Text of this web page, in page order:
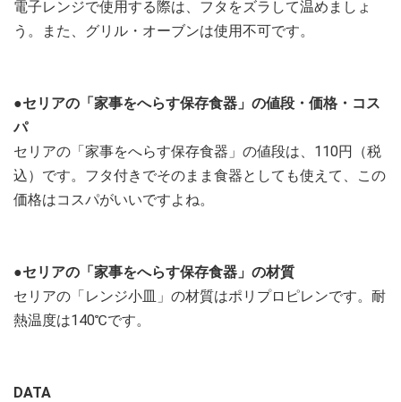
電子レンジで使用する際は、フタをズラして温めましょ
う。また、グリル・オーブンは使用不可です。
●セリアの「家事をへらす保存食器」の値段・価格・コス
パ
セリアの「家事をへらす保存食器」の値段は、110円（税
込）です。フタ付きでそのまま食器としても使えて、この
価格はコスパがいいですよね。
●セリアの「家事をへらす保存食器」の材質
セリアの「レンジ小皿」の材質はポリプロピレンです。耐
熱温度は140℃です。
DATA